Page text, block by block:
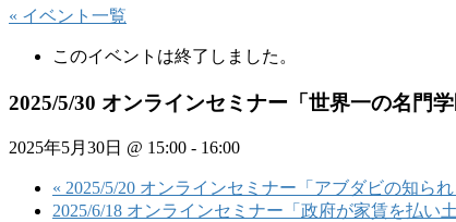
« イベント一覧
このイベントは終了しました。
2025/5/30 オンラインセミナー「世界一の名門
2025年5月30日 @ 15:00 - 16:00
« 2025/5/20 オンラインセミナー「アブダビの知ら
2025/6/18 オンラインセミナー「政府が家賃を払い